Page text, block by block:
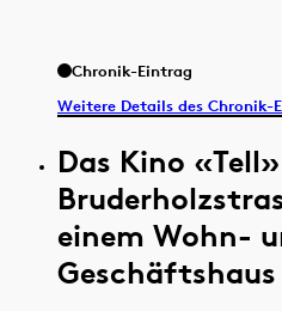
Chronik-Eintrag
Weitere Details des Chronik-
Das Kino
einem Wohn-
Geschäftshaus